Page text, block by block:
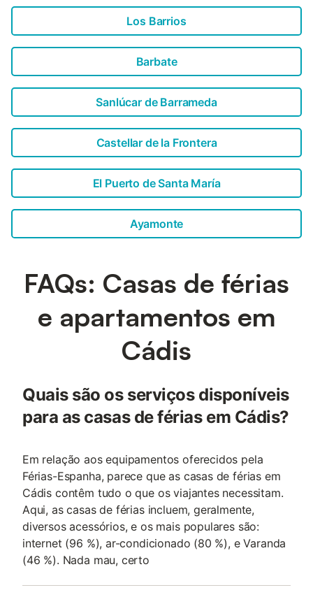
Los Barrios
Barbate
Sanlúcar de Barrameda
Castellar de la Frontera
El Puerto de Santa María
Ayamonte
FAQs: Casas de férias
e apartamentos em
Cádis
Quais são os serviços disponíveis
para as casas de férias em Cádis?
Em relação aos equipamentos oferecidos pela
Férias-Espanha, parece que as casas de férias em
Cádis contêm tudo o que os viajantes necessitam.
Aqui, as casas de férias incluem, geralmente,
diversos acessórios, e os mais populares são:
internet (96 %), ar-condicionado (80 %), e Varanda
(46 %). Nada mau, certo